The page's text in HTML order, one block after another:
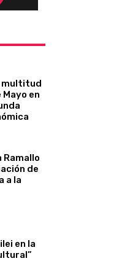
multitud
en
Ramallo
de
a la
en la